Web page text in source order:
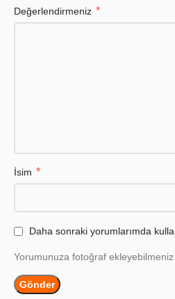
Değerlendirmeniz *
İsim *
Daha sonraki yorumlarımda
Yorumunuza fotoğraf